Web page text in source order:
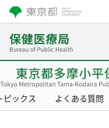
ピックス よくある質問